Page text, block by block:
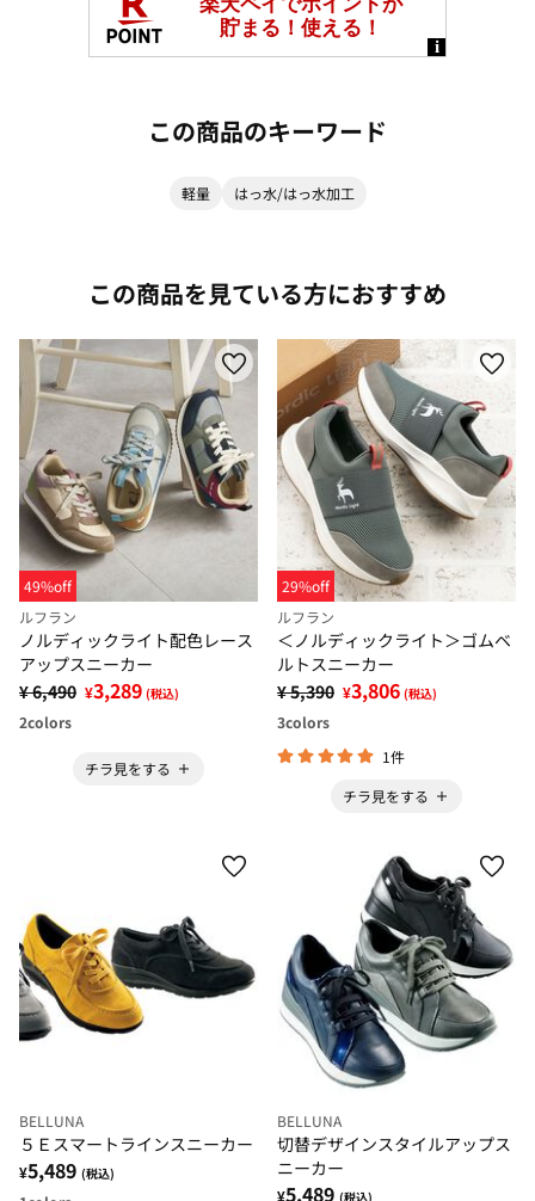
この商品のキーワード
軽量 はっ水/はっ水加工
この商品を見ている方におすすめ
49%off
ルフラン
ノルディックライト配色レース
アップスニーカー
¥ 6,490 ¥3,289 (税込)
2colors
チラ見をする
29%off
ルフラン
＜ノルディックライト＞ゴムベ
ルトスニーカー
¥ 5,390 ¥3,806 (税込)
3colors
1件
チラ見をする
BELLUNA
５Ｅスマートラインスニーカー
¥5,489 (税込)
BELLUNA
切替デザインスタイルアップス
ニーカー
¥5,489 (税込)